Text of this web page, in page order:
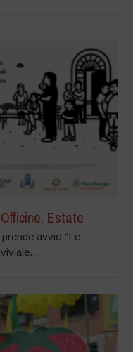
Estate
avvio “Le